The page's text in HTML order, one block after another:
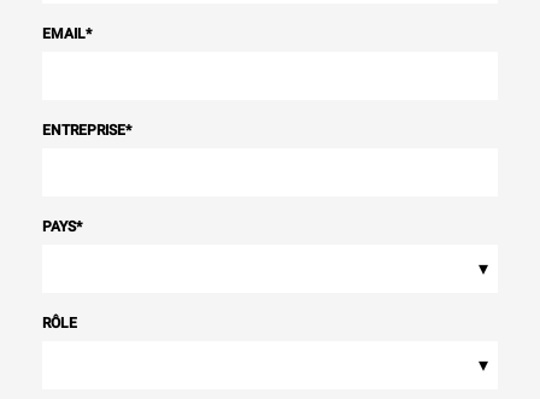
EMAIL*
ENTREPRISE*
PAYS*
▾
RÔLE
▾